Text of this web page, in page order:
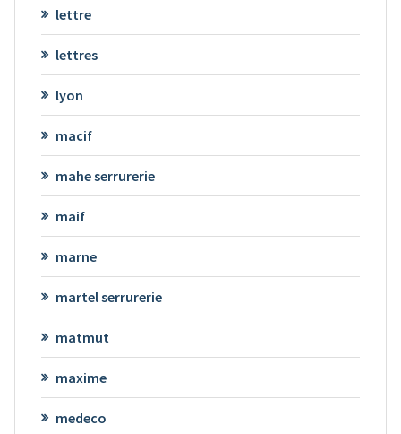
lettre
lettres
lyon
macif
mahe serrurerie
maif
marne
martel serrurerie
matmut
maxime
medeco